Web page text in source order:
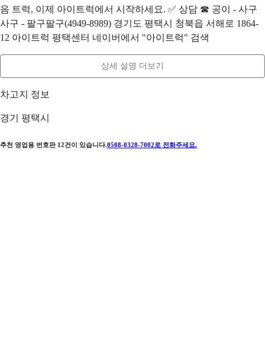
음 트럭, 이제 아이트럭에서 시작하세요. ✅ 상담 ☎ 공이 - 사구
사구 - 팔구팔구(4949-8989) 경기도 평택시 청북읍 서해로 1864-
12 아이트럭 평택센터 네이버에서 "아이트럭" 검색
상세 설명 더보기
차고지 정보
경기 평택시
추천 영업용 번호판 12건이 있습니다.0508-0328-7002 로 전화주세요.